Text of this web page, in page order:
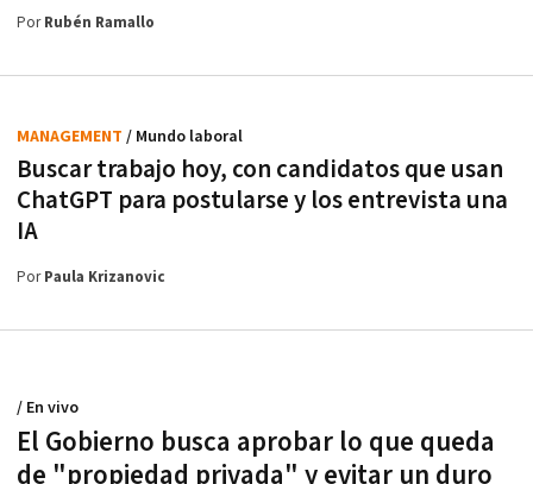
PorRubén Ramallo
Buscar trabajo hoy, con candidatos que usan
ChatGPT para postularse y los entrevista una
IA
MANAGEMENT / Mundo laboral
PorPaula Krizanovic
El Gobierno busca aprobar lo que queda
de "propiedad privada" y evitar un duro
/ En vivo